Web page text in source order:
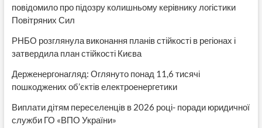
повідомило про підозру колишньому керівнику логістики
Повітряних Сил
РНБО розглянула виконання планів стійкості в регіонах і
затвердила план стійкості Києва
Держенергонагляд: Оглянуто понад 11,6 тисячі
пошкоджених об’єктів електроенергетики
Виплати дітям переселенців в 2026 році- поради юридичної
служби ГО «ВПО України»